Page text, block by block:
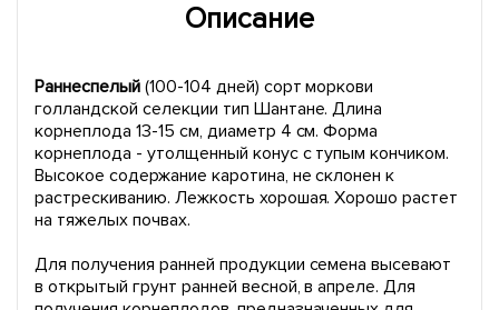
Описание
Раннеспелый (100-104 дней) сорт моркови
голландской селекции тип Шантане. Длина
корнеплода 13-15 см, диаметр 4 см. Форма
корнеплода - утолщенный конус с тупым кончиком.
Высокое содержание каротина, не склонен к
растрескиванию. Лежкость хорошая. Хорошо растет
на тяжелых почвах.
Для получения ранней продукции семена высевают
в открытый грунт ранней весной, в апреле. Для